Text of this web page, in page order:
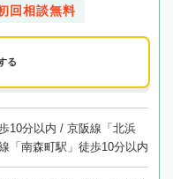
回相談無料
る
10分以内 / 京阪線「北浜
「南森町駅」徒歩10分以内